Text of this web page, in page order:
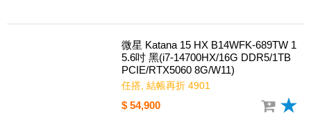
微星 Modern 15 F1MXG-1023TW 15.6
吋 灰(Intel Core 7 150U/16G DDR5/1T
B PCIE/W11)